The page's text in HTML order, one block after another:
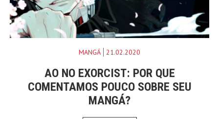
MANGÁ 21.02.2020
AO NO EXORCIST: POR QUE
COMENTAMOS POUCO SOBRE SEU
MANGÁ?